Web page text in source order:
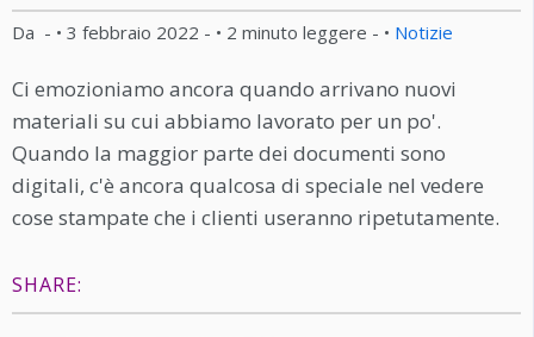
Da - • 3 febbraio 2022 - • 2 minuto leggere - • Notizie
Ci emozioniamo ancora quando arrivano nuovi
materiali su cui abbiamo lavorato per un po'.
Quando la maggior parte dei documenti sono
digitali, c'è ancora qualcosa di speciale nel vedere
cose stampate che i clienti useranno ripetutamente.
SHARE: